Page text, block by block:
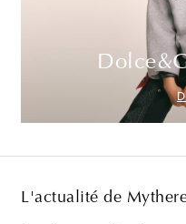
L'actualité de